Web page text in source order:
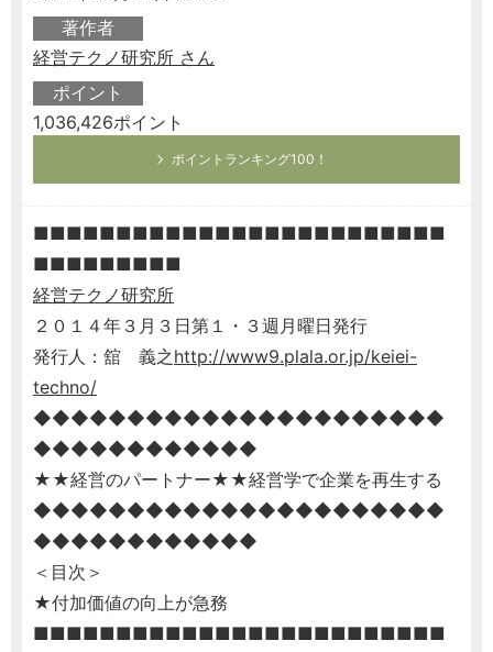
著作者
経営テクノ研究所 さん
ポイント
1,036,426ポイント
ポイントランキング100！
■■■■■■■■■■■■■■■■■■■■■■■■■
■■■■■■■■■
経営テクノ研究所
２０１４年３月３日第１・３週月曜日発行
発行人：舘 義之http://www9.plala.or.jp/keiei-
techno/
◆◆◆◆◆◆◆◆◆◆◆◆◆◆◆◆◆◆◆◆◆◆
◆◆◆◆◆◆◆◆◆◆◆◆
★★経営のパートナー★★経営学で企業を再生する
◆◆◆◆◆◆◆◆◆◆◆◆◆◆◆◆◆◆◆◆◆◆
◆◆◆◆◆◆◆◆◆◆◆◆
＜目次＞
★付加価値の向上が急務
■■■■■■■■■■■■■■■■■■■■■■■■■